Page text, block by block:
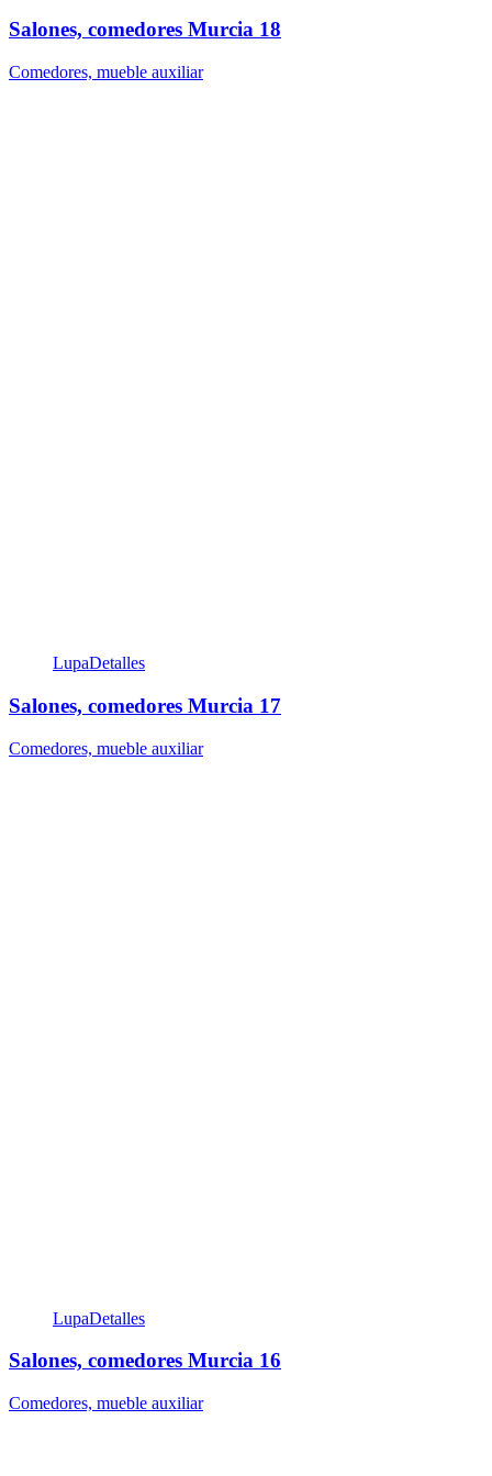
Salones, comedores Murcia 18
Comedores, mueble auxiliar
LupaDetalles
Salones, comedores Murcia 17
Comedores, mueble auxiliar
LupaDetalles
Salones, comedores Murcia 16
Comedores, mueble auxiliar